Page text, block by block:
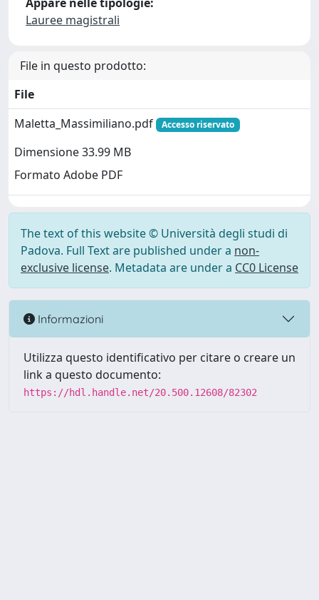
Lauree magistrali
File in questo prodotto:
File
Maletta_Massimiliano.pdf
Accesso riservato
Dimensione 33.99 MB
Formato Adobe PDF
The text of this website © Università degli studi di
Padova. Full Text are published under a non-
exclusive license. Metadata are under a CC0 License
Informazioni
Utilizza questo identificativo per citare o creare un
link a questo documento:
https://hdl.handle.net/20.500.12608/82302